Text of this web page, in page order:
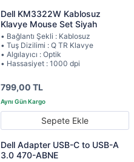
Dell KM3322W Kablosuz
Klavye Mouse Set Siyah
• Bağlantı Şekli : Kablosuz
• Tuş Dizilimi : Q TR Klavye
• Algılayıcı : Optik
• Hassasiyet : 1000 dpi
799,00 TL
Sepete Ekle
Dell Adapter USB-C to USB-A
3.0 470-ABNE